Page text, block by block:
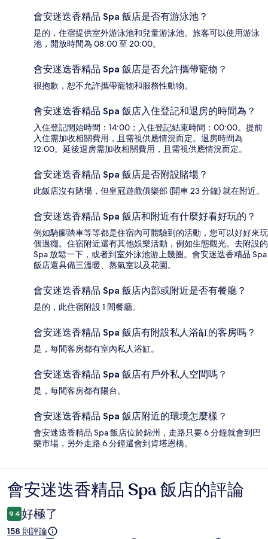
會安迷迭香精品 Spa 飯店是否有游泳池？
是的，住宿提供室外游泳池和兒童游泳池。旅客可以使用游泳
池，開放時間為 08:00 至 20:00。
會安迷迭香精品 Spa 飯店是否允許攜帶寵物？
很抱歉，恕不允許攜帶寵物和服務性動物。
會安迷迭香精品 Spa 飯店入住登記和退房的時間為？
入住登記開始時間：14:00；入住登記結束時間：00:00。提前
入住需加收相關費用，且需視供應情況而定。退房時間為
12:00。延後退房需加收相關費用，且需視供應情況而定。
會安迷迭香精品 Spa 飯店是否附設賭場？
此飯店沒有賭場，但皇冠遊戲俱樂部 (開車 23 分鐘) 就在附近。
會安迷迭香精品 Spa 飯店和附近有什麼好看好玩的？
例如騎腳踏車等等都是住宿內可體驗到的活動，您可以好好來玩
個過癮。住宿附近還有其他娛樂活動，例如生態觀光。去附設的
Spa 放鬆一下，或者到室外泳池游上幾圈。會安迷迭香精品 Spa
飯店還具備三溫暖、蒸氣室以及花園。
會安迷迭香精品 Spa 飯店內部或附近是否有餐廳？
是的，此住宿附設 1 間餐廳。
會安迷迭香精品 Spa 飯店有附設私人浴缸的客房嗎？
是，每間客房都有室內私人浴缸。
會安迷迭香精品 Spa 飯店有戶外私人空間嗎？
是，每間客房都有陽台。
會安迷迭香精品 Spa 飯店附近的環境怎麼樣？
會安迷迭香精品 Spa 飯店位於錦州，走路只要 6 分鐘就會到巴
樂市場，另外走路 6 分鐘還會到肯塔恩橋。
評
論
會安迷迭香精品 Spa 飯店的評論
9.4 好極了
158 則評論